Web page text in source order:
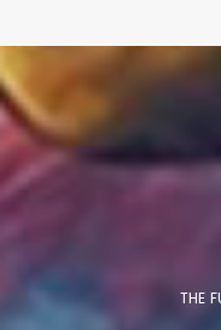
THE